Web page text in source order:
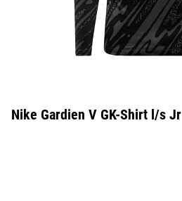
Nike Gardien V GK-Shirt l/s Jr